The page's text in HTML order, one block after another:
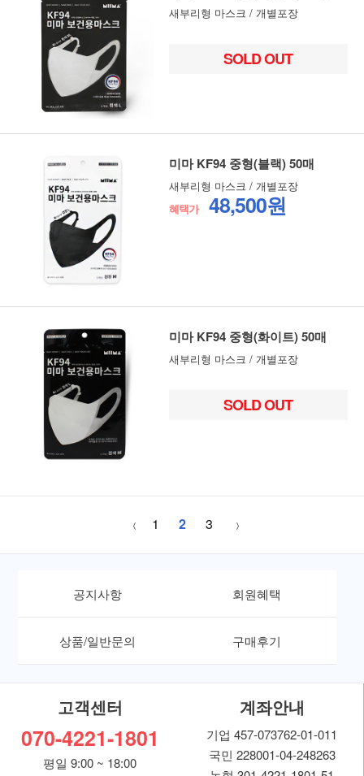
새부리형 마스크 / 개별포장
SOLD OUT
미마 KF94 중형(블랙) 50매
새부리형 마스크 / 개별포장
혜택가
48,500원
미마 KF94 중형(화이트) 50매
새부리형 마스크 / 개별포장
SOLD OUT
1 2 3
공지사항 회원혜택
상품/일반문의 구매후기
고객센터
070-4221-1801
평일 9:00 ~ 18:00
계좌안내
기업 457-073762-01-011
국민 228001-04-248263